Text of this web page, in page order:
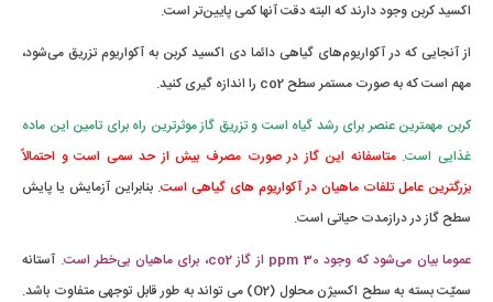
اکسید کربن وجود دارند که البته دقت آنها کمی پایین‌تر است.
از آنجایی که در آکواریوم‌های گیاهی دائما دی اکسید کربن به آکواریوم تزریق می‌شود،
مهم است که به صورت مستمر سطح co2 را اندازه گیری کنید.
کربن مهمترین عنصر برای رشد گیاه است و تزریق گاز موثرترین راه برای تامین این ماده
غذایی است. متاسفانه این گاز در صورت مصرف بیش از حد سمی است و احتمالاً
بزرگترین عامل تلفات ماهیان در آکواریوم های گیاهی است. بنابراین آزمایش یا پایش
سطح گاز در درازمدت حیاتی است.
عموما بیان می‌شود که وجود 30 ppm از گاز co2، برای ماهیان بی‌خطر است.
آستانه
سمیّت بسته به سطح اکسیژن محلول (O2) می تواند به طور قابل توجهی متفاوت باشد.